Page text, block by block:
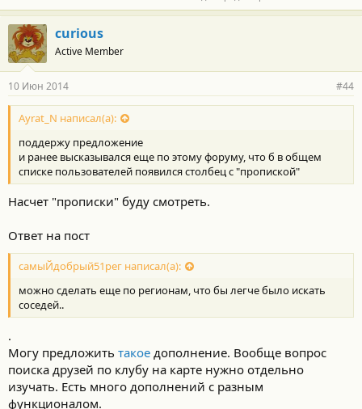
curious
Active Member
10 Июн 2014 #44
Ayrat_N написал(а):
поддержу предложение
и ранее высказывался еще по этому форуму, что б в общем
списке пользователей появился столбец с "пропиской"
Насчет "прописки" буду смотреть.
Ответ на пост
самыЙдобрый51рег написал(а):
можно сделать еще по регионам, что бы легче было искать
соседей..
.
Могу предложить такое дополнение. Вообще вопрос
поиска друзей по клубу на карте нужно отдельно
изучать. Есть много дополнений с разным
функционалом.